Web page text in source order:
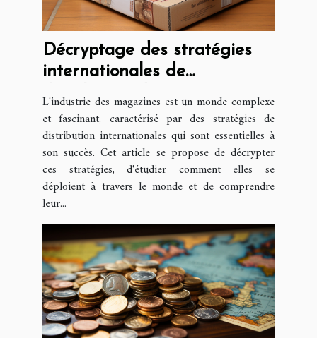
Décryptage des stratégies
internationales de
L'industrie des magazines est un monde complexe
et fascinant, caractérisé par des stratégies de
distribution internationales qui sont essentielles à
son succès. Cet article se propose de décrypter
ces stratégies, d'étudier comment elles se
déploient à travers le monde et de comprendre
leur...